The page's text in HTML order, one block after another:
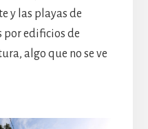
y las playas de
por edificios de
algo que no se ve